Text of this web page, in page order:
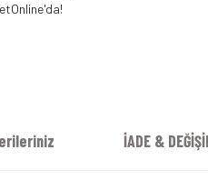
Titanium
İADE &